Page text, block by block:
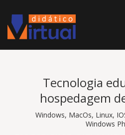
Tecnologia
hospedagem
Windows, MacOs, Linux,
Windows